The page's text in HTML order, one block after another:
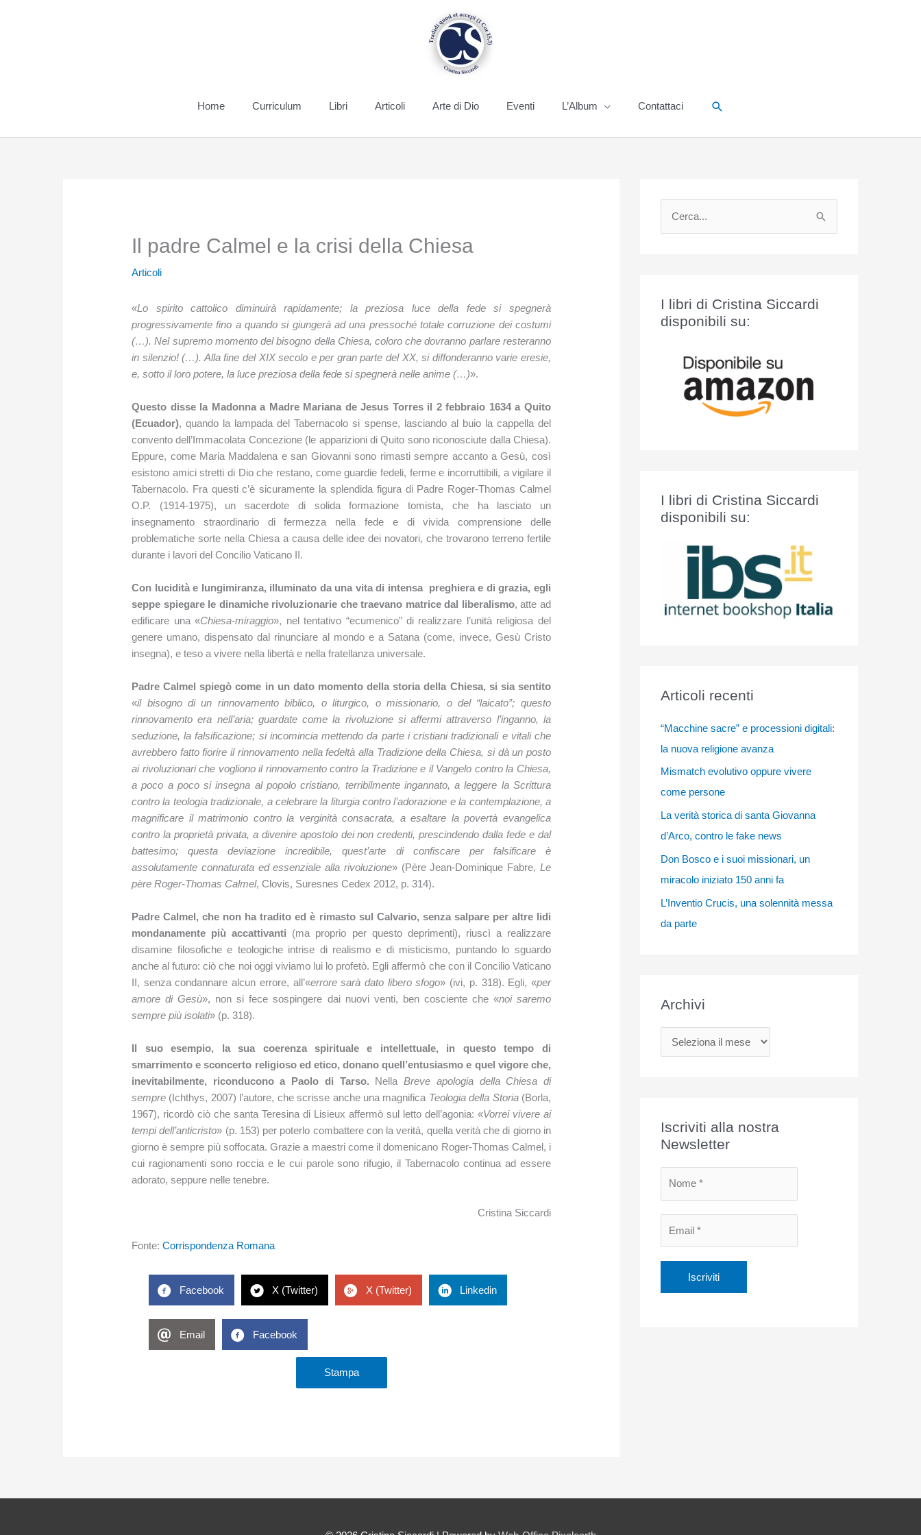
Home Curriculum Libri Articoli Arte di Dio Eventi L’Album Contattaci Cerca
Il padre Calmel e la crisi della Chiesa
Articoli
«Lo spirito cattolico diminuirà rapidamente; la preziosa luce della fede si spegnerà
progressivamente fino a quando si giungerà ad una pressoché totale corruzione dei costumi
(…). Nel supremo momento del bisogno della Chiesa, coloro che dovranno parlare resteranno
in silenzio! (…). Alla fine del XIX secolo e per gran parte del XX, si diffonderanno varie eresie,
e, sotto il loro potere, la luce preziosa della fede si spegnerà nelle anime (…)».
Questo disse la Madonna a Madre Mariana de Jesus Torres il 2 febbraio 1634 a Quito
(Ecuador), quando la lampada del Tabernacolo si spense, lasciando al buio la cappella del
convento dell’Immacolata Concezione (le apparizioni di Quito sono riconosciute dalla Chiesa).
Eppure, come Maria Maddalena e san Giovanni sono rimasti sempre accanto a Gesù, così
esistono amici stretti di Dio che restano, come guardie fedeli, ferme e incorruttibili, a vigilare il
Tabernacolo. Fra questi c’è sicuramente la splendida figura di Padre Roger-Thomas Calmel
O.P. (1914-1975), un sacerdote di solida formazione tomista, che ha lasciato un
insegnamento straordinario di fermezza nella fede e di vivida comprensione delle
problematiche sorte nella Chiesa a causa delle idee dei novatori, che trovarono terreno fertile
durante i lavori del Concilio Vaticano II.
Con lucidità e lungimiranza, illuminato da una vita di intensa preghiera e di grazia, egli
seppe spiegare le dinamiche rivoluzionarie che traevano matrice dal liberalismo, atte ad
edificare una «Chiesa-miraggio», nel tentativo “ecumenico” di realizzare l’unità religiosa del
genere umano, dispensato dal rinunciare al mondo e a Satana (come, invece, Gesù Cristo
insegna), e teso a vivere nella libertà e nella fratellanza universale.
Padre Calmel spiegò come in un dato momento della storia della Chiesa, si sia sentito
«il bisogno di un rinnovamento biblico, o liturgico, o missionario, o del “laicato”; questo
rinnovamento era nell’aria; guardate come la rivoluzione si affermi attraverso l’inganno, la
seduzione, la falsificazione; si incomincia mettendo da parte i cristiani tradizionali e vitali che
avrebbero fatto fiorire il rinnovamento nella fedeltà alla Tradizione della Chiesa, si dà un posto
ai rivoluzionari che vogliono il rinnovamento contro la Tradizione e il Vangelo contro la Chiesa,
a poco a poco si insegna al popolo cristiano, terribilmente ingannato, a leggere la Scrittura
contro la teologia tradizionale, a celebrare la liturgia contro l’adorazione e la contemplazione, a
magnificare il matrimonio contro la verginità consacrata, a esaltare la povertà evangelica
contro la proprietà privata, a divenire apostolo dei non credenti, prescindendo dalla fede e dal
battesimo; questa deviazione incredibile, quest’arte di confiscare per falsificare è
assolutamente connaturata ed essenziale alla rivoluzione» (Père Jean-Dominique Fabre, Le
père Roger-Thomas Calmel, Clovis, Suresnes Cedex 2012, p. 314).
Padre Calmel, che non ha tradito ed è rimasto sul Calvario, senza salpare per altre lidi
mondanamente più accattivanti (ma proprio per questo deprimenti), riuscì a realizzare
disamine filosofiche e teologiche intrise di realismo e di misticismo, puntando lo sguardo
anche al futuro: ciò che noi oggi viviamo lui lo profetò. Egli affermò che con il Concilio Vaticano
II, senza condannare alcun errore, all’«errore sarà dato libero sfogo» (ivi, p. 318). Egli, «per
amore di Gesù», non si fece sospingere dai nuovi venti, ben cosciente che «noi saremo
sempre più isolati» (p. 318).
Il suo esempio, la sua coerenza spirituale e intellettuale, in questo tempo di
smarrimento e sconcerto religioso ed etico, donano quell’entusiasmo e quel vigore che,
inevitabilmente, riconducono a Paolo di Tarso. NellaBreve apologia della Chiesa di
sempre (Ichthys, 2007) l’autore, che scrisse anche una magnifica Teologia della Storia (Borla,
1967), ricordò ciò che santa Teresina di Lisieux affermò sul letto dell’agonia: «Vorrei vivere ai
tempi dell’anticristo» (p. 153) per poterlo combattere con la verità, quella verità che di giorno in
giorno è sempre più soffocata. Grazie a maestri come il domenicano Roger-Thomas Calmel, i
cui ragionamenti sono roccia e le cui parole sono rifugio, il Tabernacolo continua ad essere
adorato, seppure nelle tenebre.
Cristina Siccardi
Fonte:Corrispondenza Romana
Facebook X (Twitter) X (Twitter) Linkedin
Email Facebook
Stampa
:I libri di Cristina Siccardi
disponibili su:
I libri di Cristina Siccardi
disponibili su:
Articoli recenti
“Macchine sacre” e processioni digitali:
la nuova religione avanza
Mismatch evolutivo oppure vivere
come persone
La verità storica di santa Giovanna
d’Arco, contro le fake news
Don Bosco e i suoi missionari, un
miracolo iniziato 150 anni fa
L’Inventio Crucis, una solennità messa
da parte
Archivi
r
v
Iscriviti alla nostra
Newsletter